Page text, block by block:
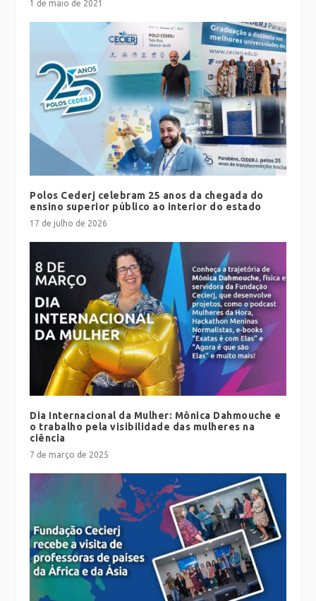
1 de maio de 2021
Polos Cederj celebram 25 anos da chegada do
ensino superior público ao interior do estado
17 de julho de 2026
Dia Internacional da Mulher: Mônica Dahmouche e
o trabalho pela visibilidade das mulheres na
ciência
7 de março de 2025